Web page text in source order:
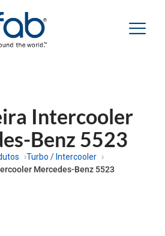
Intercooler
Benz 5523
Turbo / Intercooler
Mercedes-Benz 5523